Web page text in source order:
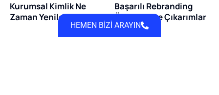
Kurumsal Kimlik Ne
Zaman Yenilenmeli?
Başarılı Rebranding
Örnekleri ve Çıkarımlar
HEMEN BİZİ ARAYIN